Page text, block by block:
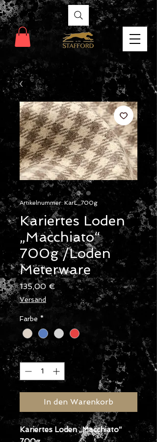
Artikelnummer: KarL_700g
Kariertes Loden
„Macchiato“
700g /Loden
Meterware
135,00 €Preis
Versand
Farbe *
Anzahl
In den Warenkorb
Kariertes Loden „Macchiato“